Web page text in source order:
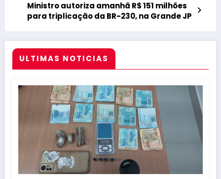
Ministro autoriza amanhã R$ 151 milhões
para triplicação da BR-230, na Grande JP
ULTIMAS NOTICIAS